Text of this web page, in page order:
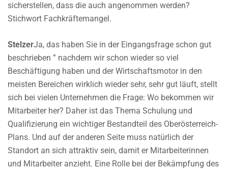
sicherstellen, dass die auch angenommen werden?
Stichwort Fachkräftemangel.
StelzerJa, das haben Sie in der Eingangsfrage schon gut
beschrieben ” nachdem wir schon wieder so viel
Beschäftigung haben und der Wirtschaftsmotor in den
meisten Bereichen wirklich wieder sehr, sehr gut läuft, stellt
sich bei vielen Unternehmen die Frage: Wo bekommen wir
Mitarbeiter her? Daher ist das Thema Schulung und
Qualifizierung ein wichtiger Bestandteil des Oberösterreich-
Plans. Und auf der anderen Seite muss natürlich der
Standort an sich attraktiv sein, damit er Mitarbeiterinnen
und Mitarbeiter anzieht. Eine Rolle bei der Bekämpfung des